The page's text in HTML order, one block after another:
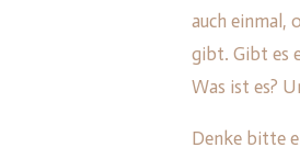
auch einmal,
gibt. Gibt es
Was ist es?
Denke bitte